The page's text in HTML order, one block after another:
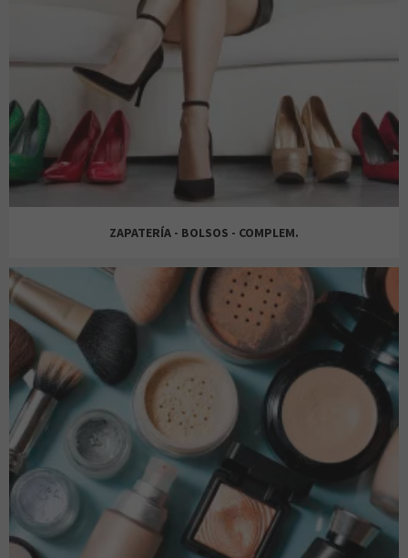
WOMEN’SECRET
DÉCIMAS
FOOT LOCKER
JD
ZAPATERÍA - BOLSOS - COMPLEM.
ALMA EN PENA